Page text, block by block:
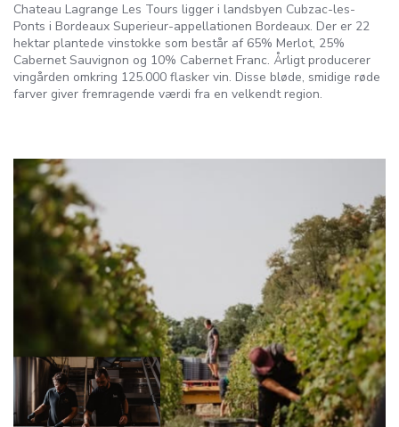
Chateau Lagrange Les Tours ligger i landsbyen Cubzac-les-
Ponts i Bordeaux Superieur-appellationen Bordeaux. Der er 22
hektar plantede vinstokke som består af 65% Merlot, 25%
Cabernet Sauvignon og 10% Cabernet Franc. Årligt producerer
vingården omkring 125.000 flasker vin. Disse bløde, smidige røde
farver giver fremragende værdi fra en velkendt region.